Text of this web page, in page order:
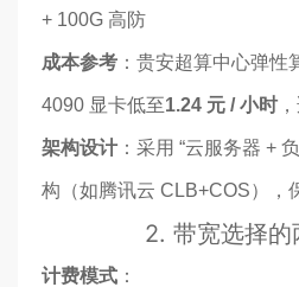
+ 100G 高防
成本参考 ：贵安超算中心弹
4090 显卡低至1.24 元 / 小时，
架构设计 ：采用 “云服务器 +
构（如腾讯云 CLB+COS），
2. 带宽选择的
计费模式 ：